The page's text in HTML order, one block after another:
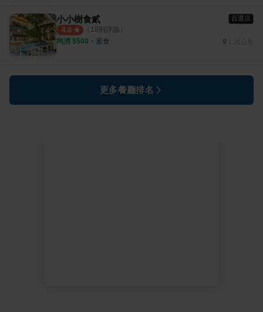
小小樹食貳 百選店
4.0 （ 18則評論）
均消 $500 ・ 素食
更多餐廳排名